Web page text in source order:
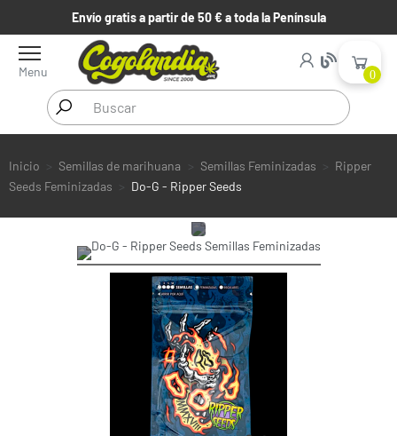
Envío gratis a partir de 50 € a toda la Península
Menu 0
Inicio Semillas de marihuana Semillas Feminizadas
Ripper
Seeds Feminizadas
Do-G - Ripper Seeds